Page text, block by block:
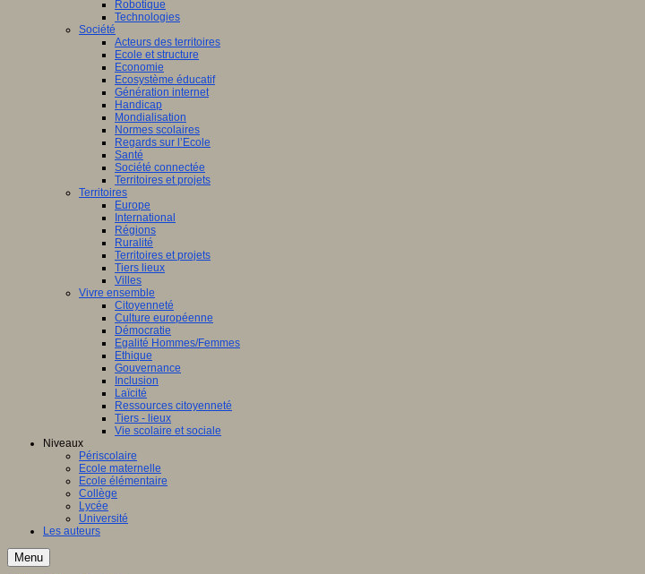
Robotique
Technologies
Société
Acteurs des territoires
Ecole et structure
Economie
Ecosystème éducatif
Génération internet
Handicap
Mondialisation
Normes scolaires
Regards sur l’Ecole
Santé
Société connectée
Territoires et projets
Territoires
Europe
International
Régions
Ruralité
Territoires et projets
Tiers lieux
Villes
Vivre ensemble
Citoyenneté
Culture européenne
Démocratie
Egalité Hommes/Femmes
Ethique
Gouvernance
Inclusion
Laïcité
Ressources citoyenneté
Tiers - lieux
Vie scolaire et sociale
Niveaux
Périscolaire
Ecole maternelle
Ecole élémentaire
Collège
Lycée
Université
Les auteurs
Menu